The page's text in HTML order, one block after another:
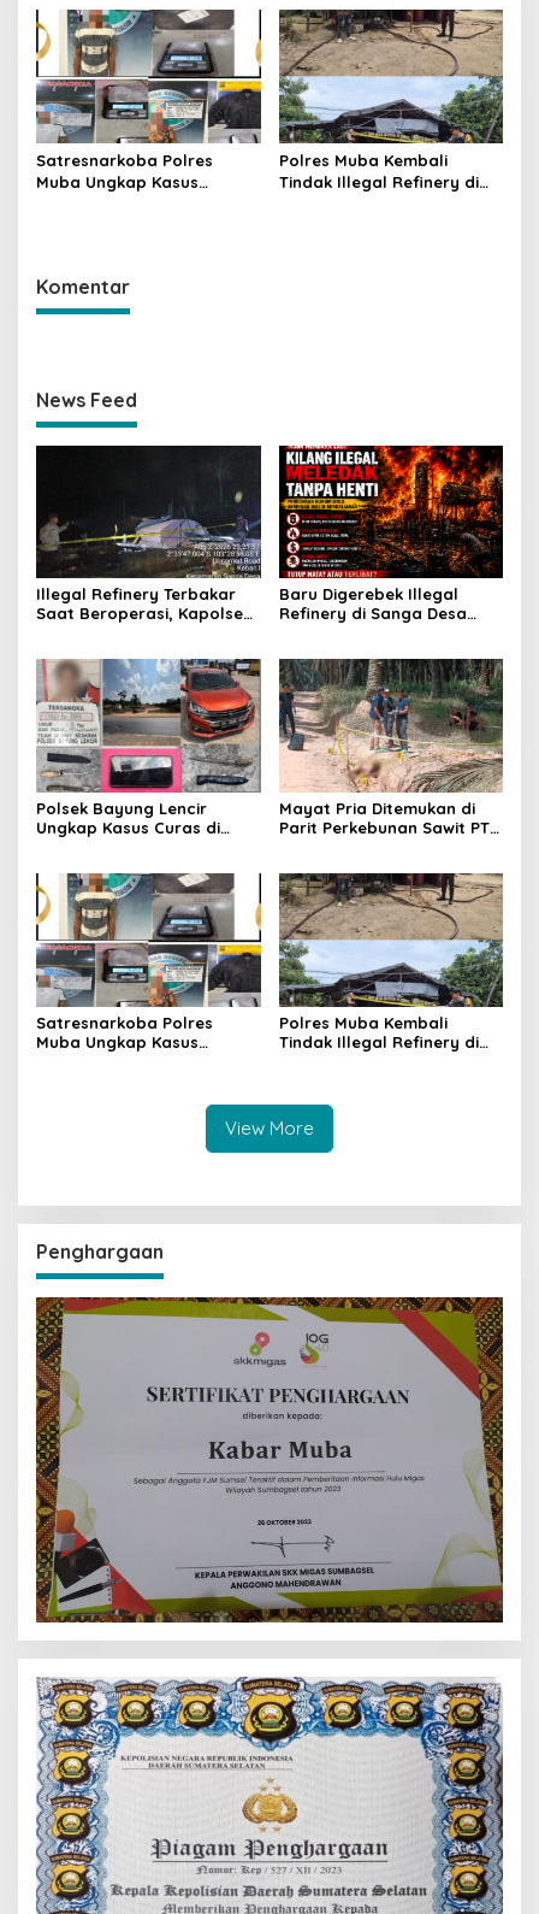
Satu Pelaku Ditangkap Dua
Masih Diburu
Selidiki Penyebab Kematian
Satresnarkoba Polres
Muba Ungkap Kasus
Polres Muba Kembali
Tindak Illegal Refinery di
Komentar
News Feed
Illegal Refinery Terbakar
Saat Beroperasi, Kapolsek
Pencegahan Terus
Dilakukan
Baru Digerebek Illegal
Refinery di Sanga Desa
Polsek Bayung Lencir
Ungkap Kasus Curas di
Masih Diburu
Mayat Pria Ditemukan di
Parit Perkebunan Sawit PT
Satresnarkoba Polres
Muba Ungkap Kasus
Polres Muba Kembali
Tindak Illegal Refinery di
View More
Penghargaan